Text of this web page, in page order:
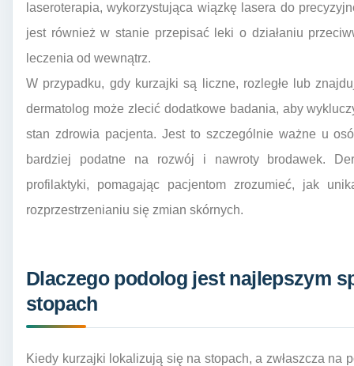
laseroterapia, wykorzystująca wiązkę lasera do
jest również w stanie przepisać leki o działaniu
leczenia od wewnątrz.
W przypadku, gdy kurzajki są liczne, rozległe lub
dermatolog może zlecić dodatkowe badania, aby
stan zdrowia pacjenta. Jest to szczególnie ważne u
bardziej podatne na rozwój i nawroty brodawek.
profilaktyki, pomagając pacjentom zrozumieć, jak
rozprzestrzenianiu się zmian skórnych.
Dlaczego podolog jest najlepszym
stopach
Kiedy kurzajki lokalizują się na stopach, a zwłaszcza na